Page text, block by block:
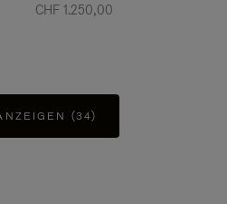
CHF 1.250,00
(34)